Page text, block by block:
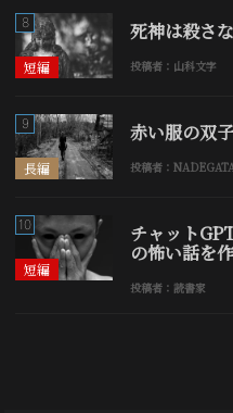
短編
8 死神は殺さ
投稿者：山科文字
長編
9 赤い服の双子
投稿者：
短編
10 チャット
の怖い話を
投稿者：読書家